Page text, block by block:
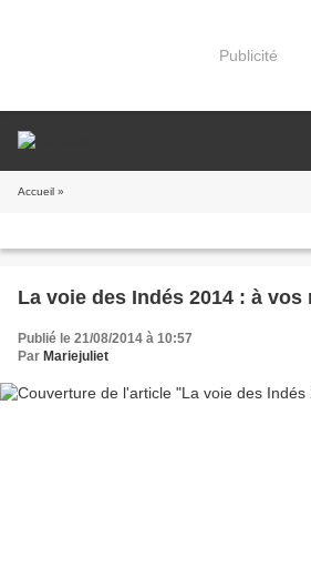
Publicité
Accueil »
La voie des Indés 2014 : à vos
Publié le 21/08/2014 à 10:57
Par Mariejuliet